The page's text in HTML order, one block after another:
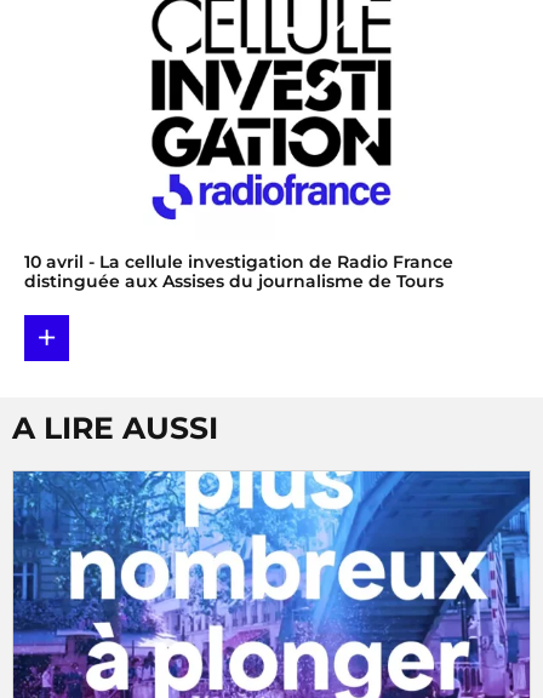
10 avril - La cellule investigation de Radio France
distinguée aux Assises du journalisme de Tours
+
A LIRE AUSSI